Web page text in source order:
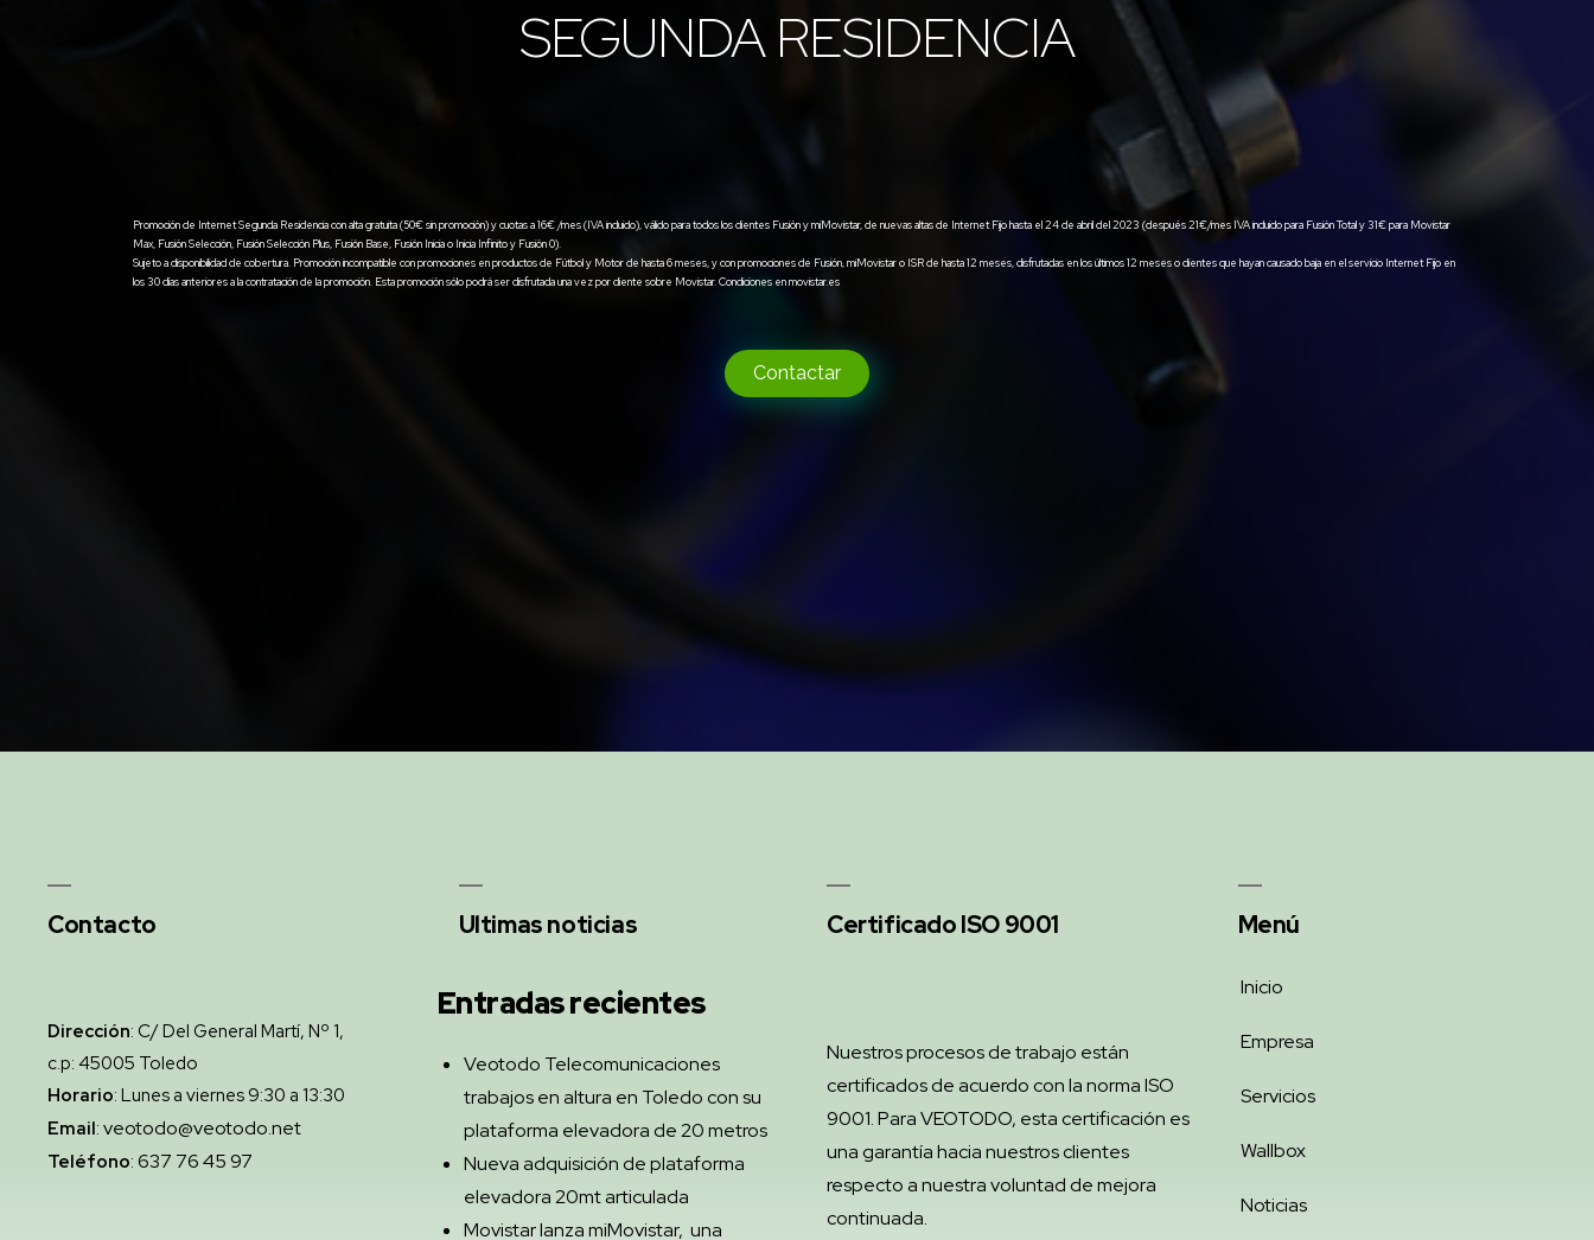
SEGUNDA RESIDENCIA
Promoción de Internet Segunda Residencia con alta gratuita (50€ sin promoción) y cuotas a 16€ /mes (IVA incluido), válido para todos los clientes Fusión y miMovistar, de nuevas altas de Internet Fijo hasta el 24 de abril del 2023 (después 21€/mes IVA incluido para Fusión Total y 31€ para Movistar
Max, Fusión Selección, Fusión Selección Plus, Fusión Base, Fusión Inicia o Inicia Infinito y Fusión 0).
Sujeto a disponibilidad de cobertura. Promoción incompatible con promociones en productos de Fútbol y Motor de hasta 6 meses, y con promociones de Fusión, miMovistar o ISR de hasta 12 meses, disfrutadas en los últimos 12 meses o clientes que hayan causado baja en el servicio Internet Fijo en
los 30 días anteriores a la contratación de la promoción. Esta promoción sólo podrá ser disfrutada una vez por cliente sobre Movistar. Condiciones en movistar.es
Contactar
Contacto
Dirección: C/ Del General Martí, Nº 1,
c.p: 45005 Toledo
Horario: Lunes a viernes 9:30 a 13:30
Email: veotodo@veotodo.net
Teléfono: 637 76 45 97
Menú
Inicio
Empresa
Servicios
Wallbox
Noticias
Ultimas noticias
Entradas recientes
Veotodo Telecomunicaciones
trabajos en altura en Toledo con su
plataforma elevadora de 20 metros
Nueva adquisición de plataforma
elevadora 20mt articulada
Movistar lanza miMovistar, una
Certificado ISO 9001
Nuestros procesos de trabajo están
certificados de acuerdo con la norma ISO
9001. Para VEOTODO, esta certificación es
una garantía hacia nuestros clientes
respecto a nuestra voluntad de mejora
continuada.